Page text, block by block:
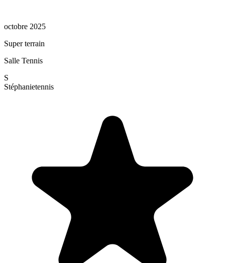
octobre 2025
Super terrain
Salle Tennis
S
Stéphanietennis